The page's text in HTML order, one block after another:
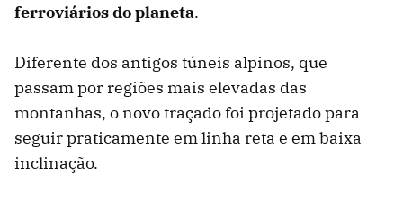
ferroviários do planeta.
Diferente dos antigos túneis alpinos, que
passam por regiões mais elevadas das
montanhas, o novo traçado foi projetado para
seguir praticamente em linha reta e em baixa
inclinação.